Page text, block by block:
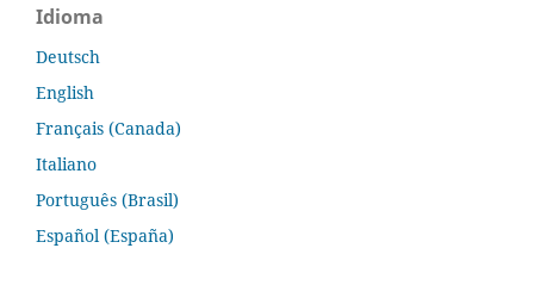
Idioma
Deutsch
English
Français (Canada)
Italiano
Português (Brasil)
Español (España)